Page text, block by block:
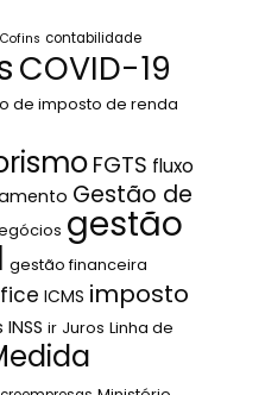
Cofins contabilidade
COVID-19
de imposto de renda
FGTS fluxo
Gestão de
gestão
gestão financeira
ICMS imposto
INSS ir Juros Linha de